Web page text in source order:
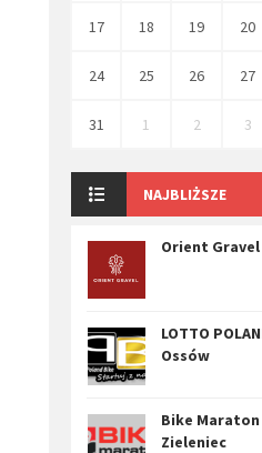
17 18 19 20
24 25 26 27
31 1 2 3
NAJBLIŻSZE
Orient
LOTTO
Ossów
Bike
Zieleniec